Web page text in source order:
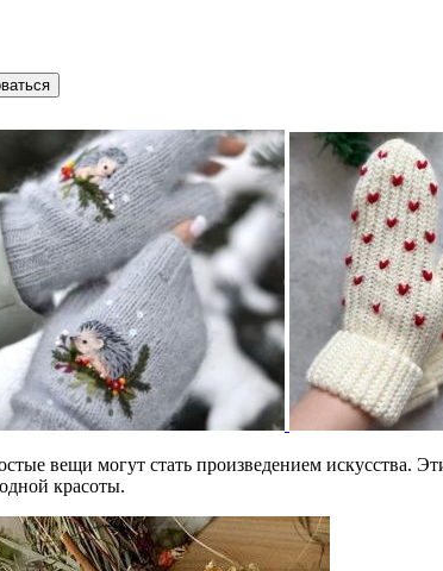
вещи могут стать произведением
красоты.